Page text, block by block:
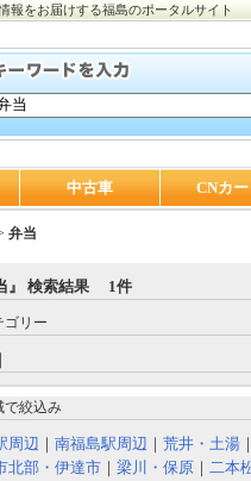
報をお届けする福島のポータルサイト
中古車 CNカ
弁当
』 検索結果 1件
リー
｜
絞込み
周辺 ｜ 南福島駅周辺 ｜ 荒井・土湯
北部・伊達市 ｜ 梁川・保原 ｜ 二本